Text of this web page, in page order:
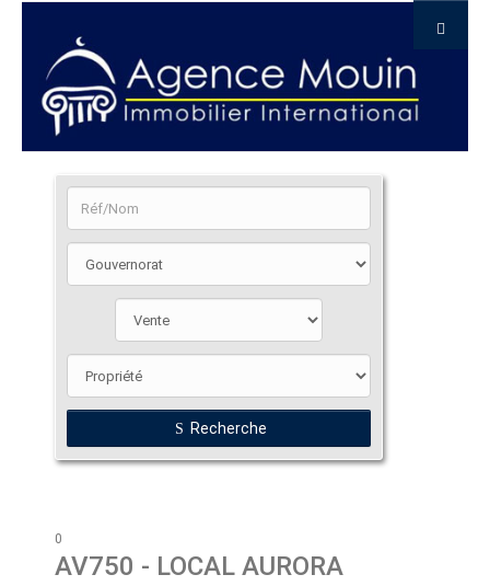
Recherche
0
AV750 - LOCAL AURORA